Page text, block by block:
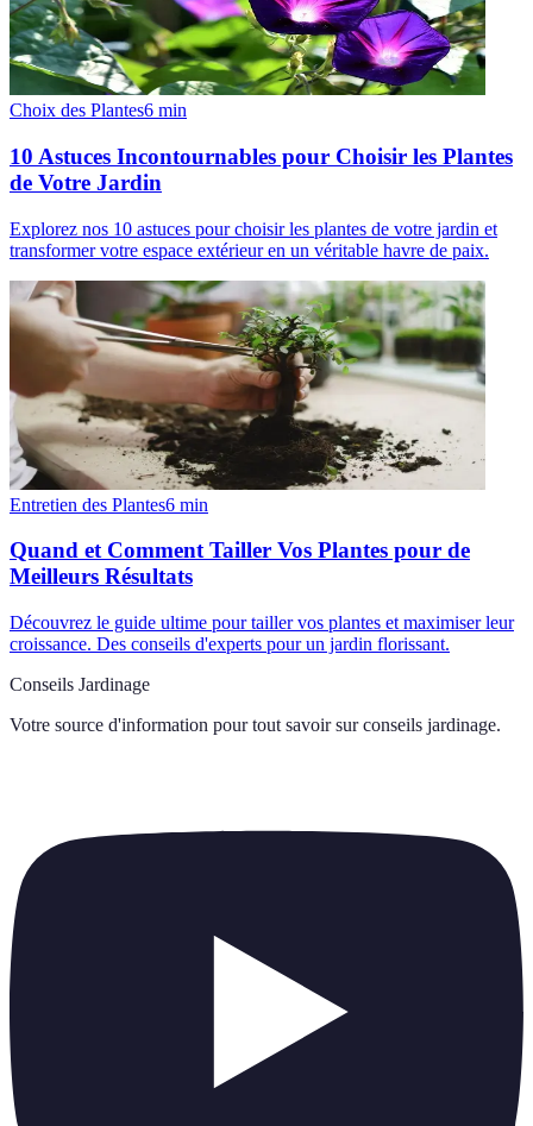
Choix des Plantes6 min
10 Astuces Incontournables pour Choisir les Plantes
de Votre Jardin
Explorez nos 10 astuces pour choisir les plantes de votre jardin et
transformer votre espace extérieur en un véritable havre de paix.
Entretien des Plantes6 min
Quand et Comment Tailler Vos Plantes pour de
Meilleurs Résultats
Découvrez le guide ultime pour tailler vos plantes et maximiser leur
croissance. Des conseils d'experts pour un jardin florissant.
Conseils Jardinage
Votre source d'information pour tout savoir sur conseils jardinage.